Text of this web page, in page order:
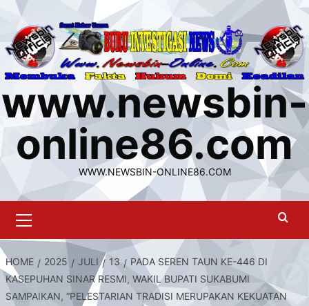
Skip
content
www.newsbin-
online86.com
WWW.NEWSBIN-ONLINE86.COM
Menu
HOME 2025 JULI 13
PADA SEREN TAUN KE-446 DI
KASEPUHAN SINAR RESMI, WAKIL BUPATI SUKABUMI
SAMPAIKAN, “PELESTARIAN TRADISI MERUPAKAN KEKUATAN